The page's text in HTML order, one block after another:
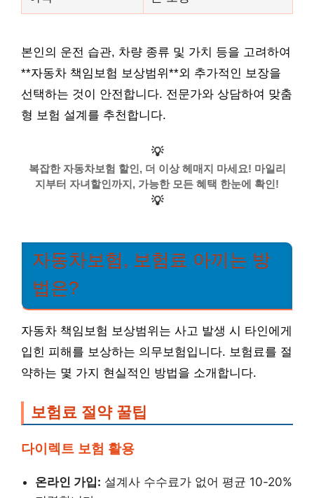
본인의 운전 습관, 차량 종류 및 가치 등을 고려하여
**자동차 책임보험 보상범위**외 추가적인 보장을
선택하는 것이 안전합니다. 전문가와 상담하여 맞춤
형 보험 설계를 추천합니다.
💡
복잡한 자동차보험 할인, 더 이상 헤매지 마세요! 마일리
지부터 자녀할인까지, 가능한 모든 혜택 한눈에 확인!
💡
자동차보험, 보험료 아끼는 방
법은?
자동차 책임보험 보상범위는 사고 발생 시 타인에게
입힌 피해를 보상하는 의무보험입니다. 보험료를 절
약하는 몇 가지 현실적인 방법을 소개합니다.
보험료 절약 꿀팁
다이렉트 보험 활용
온라인 가입: 설계사 수수료가 없어 평균 10-20%